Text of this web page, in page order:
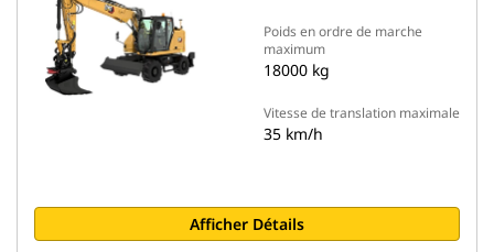
Poids en ordre de marche
maximum
18000 kg
Vitesse de translation maximale
35 km/h
Afficher Détails